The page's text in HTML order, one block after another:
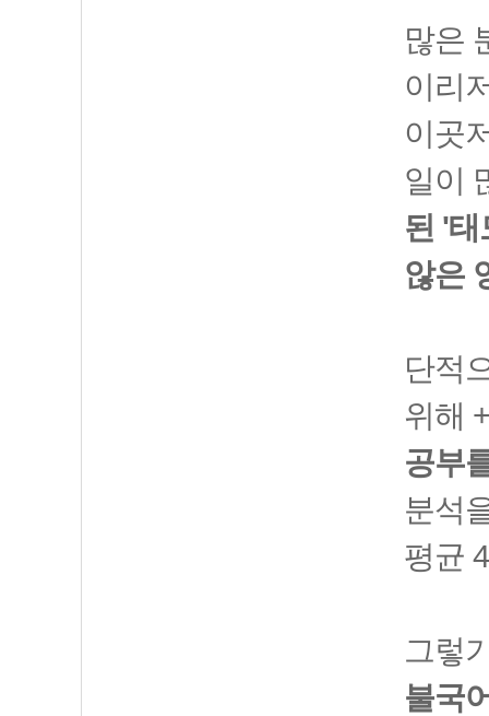
많은
이리
이곳
일이
된 '태
않은
단적
위해
공부
분석
평균
그렇
불국